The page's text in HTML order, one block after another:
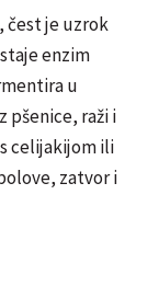
čest je uzrok
enzim
u
pšenice, raži i
celijakijom ili
zatvor i